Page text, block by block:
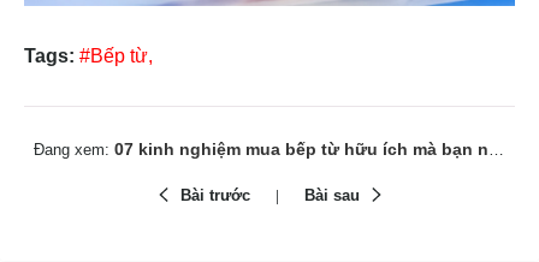
Tags: #Bếp từ,
Đang xem: 07 kinh nghiệm mua bếp từ hữu ích mà bạn nên biết
Bài trước Bài sau